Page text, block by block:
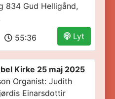
834 Gud Helligånd,
Lyt
55:36
Kirke 25 maj 2025
Organist: Judith
Einarsdottir